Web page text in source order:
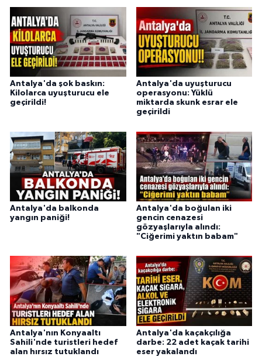
Antalya'da şok baskın:
Kilolarca uyuşturucu ele
geçirildi!
Antalya'da uyuşturucu
operasyonu: Yüklü
miktarda skunk esrar ele
geçirildi
Antalya'da balkonda
yangın paniği!
Antalya'da boğulan iki
gencin cenazesi
gözyaşlarıyla alındı:
"Ciğerimi yaktın babam"
Antalya'nın Konyaaltı
Sahili'nde turistleri hedef
alan hırsız tutuklandı
Antalya'da kaçakçılığa
darbe: 22 adet kaçak tarihi
eser yakalandı